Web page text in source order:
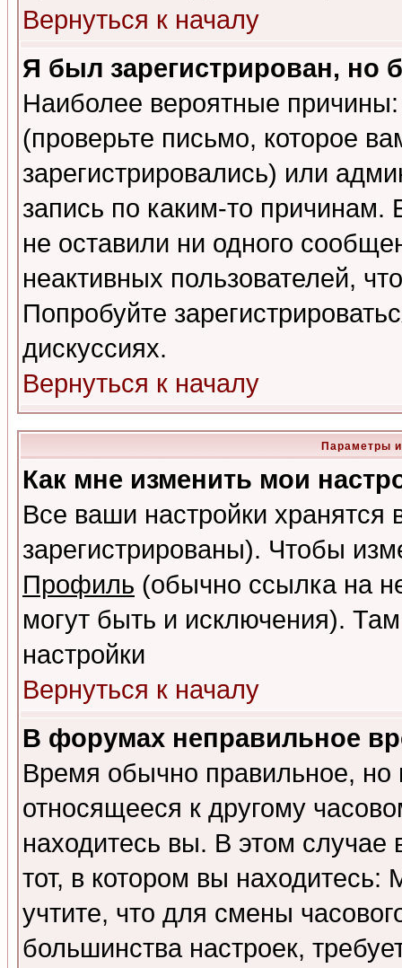
Вернуться к началу
Я был зарегистрирован, но
Наиболее вероятные
(проверьте письмо, которое
зарегистрировались) или
запись по каким-то
не оставили ни одного
неактивных пользователей,
Попробуйте
дискуссиях.
Вернуться к началу
Параметры
Как мне изменить мои
Все ваши настройки
зарегистрированы). Чтобы
Профиль (обычно ссылка на
могут быть и исключения).
настройки
Вернуться к началу
В форумах неправильное
Время обычно правильное,
относящееся к другому
находитесь вы. В этом
тот, в котором вы
учтите, что для смены
большинства настроек,